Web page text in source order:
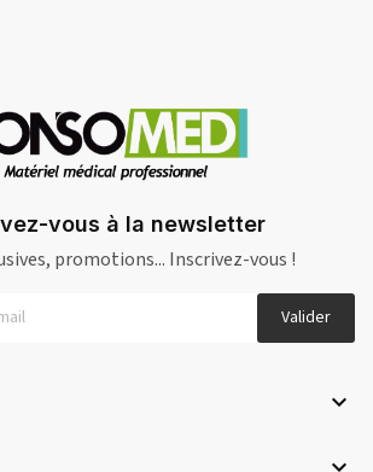
vous à la newsletter
promotions... Inscrivez-vous !
Valider
